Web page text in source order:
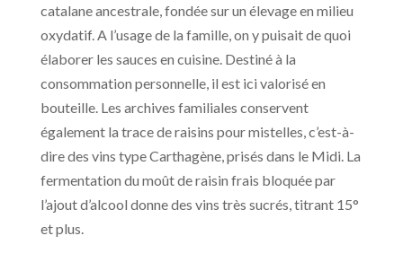
catalane ancestrale, fondée sur un élevage en milieu
oxydatif. A l’usage de la famille, on y puisait de quoi
élaborer les sauces en cuisine. Destiné à la
consommation personnelle, il est ici valorisé en
bouteille. Les archives familiales conservent
également la trace de raisins pour mistelles, c’est-à-
dire des vins type Carthagène, prisés dans le Midi. La
fermentation du moût de raisin frais bloquée par
l’ajout d’alcool donne des vins très sucrés, titrant 15°
et plus.